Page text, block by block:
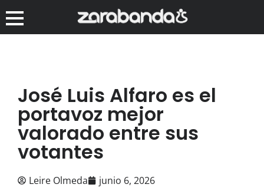
José Luis Alfaro es el
portavoz mejor
valorado entre sus
votantes
Leire Olmeda junio 6, 2026